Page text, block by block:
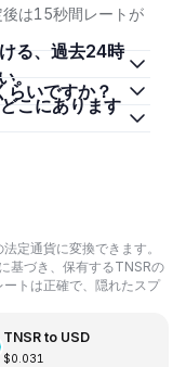
は15秒間レートが
。
らいですか？
定通貨に変換できます。
基づき、保有するTNSRの
トは正確で、隠れたスプ
TNSRto USD
$0.031